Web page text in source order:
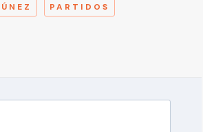
PARTIDOS